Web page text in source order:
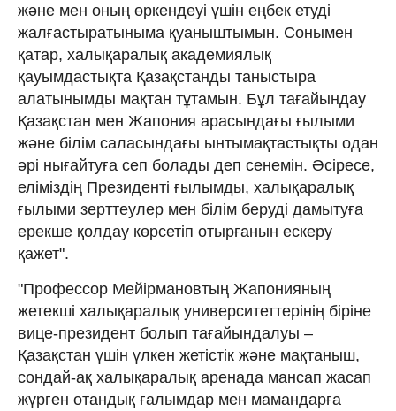
және мен оның өркендеуі үшін еңбек етуді
жалғастыратыныма қуаныштымын. Сонымен
қатар, халықаралық академиялық
қауымдастықта Қазақстанды таныстыра
алатынымды мақтан тұтамын. Бұл тағайындау
Қазақстан мен Жапония арасындағы ғылыми
және білім саласындағы ынтымақтастықты одан
әрі нығайтуға сеп болады деп сенемін. Әсіресе,
еліміздің Президенті ғылымды, халықаралық
ғылыми зерттеулер мен білім беруді дамытуға
ерекше қолдау көрсетіп отырғанын ескеру
қажет".
"Профессор Мейірмановтың Жапонияның
жетекші халықаралық университеттерінің біріне
вице-президент болып тағайындалуы –
Қазақстан үшін үлкен жетістік және мақтаныш,
сондай-ақ халықаралық аренада мансап жасап
жүрген отандық ғалымдар мен мамандарға